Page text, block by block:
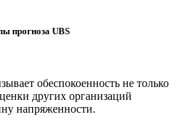
прогноза UBS
обеспокоенность не только
других организаций
напряженности.